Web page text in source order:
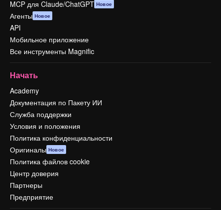
MCP для Claude/ChatGPT Новое
Агенты Новое
API
Мобильное приложение
Все инструменты Magnific
Начать
Academy
Документация по Пакету ИИ
Служба поддержки
Условия и положения
Политика конфиденциальности
Оригиналы Новое
Политика файлов cookie
Центр доверия
Партнеры
Предприятие